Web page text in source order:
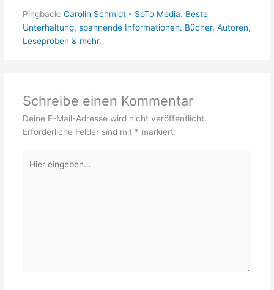
Pingback: Carolin Schmidt - SoTo Media. Beste
Unterhaltung, spannende Informationen. Bücher, Autoren,
Leseproben & mehr.
Schreibe einen Kommentar
Deine E-Mail-Adresse wird nicht veröffentlicht.
Erforderliche Felder sind mit * markiert
eingeben…